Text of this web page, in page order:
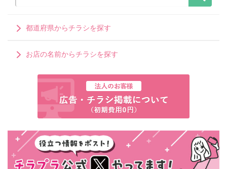
都道府県からチラシを探す
お店の名前からチラシを探す